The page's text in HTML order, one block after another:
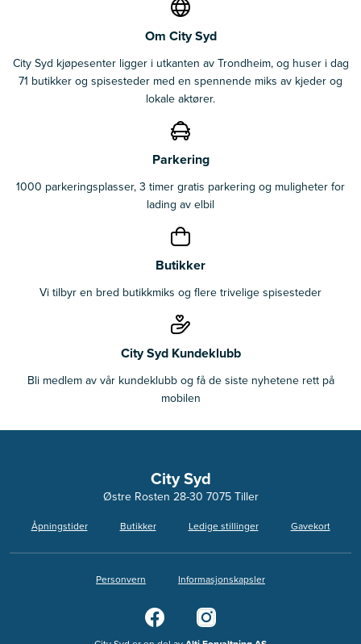
Om City Syd
City Syd kjøpesenter ligger i utkanten av Trondheim, og huser i dag
71 butikker og spisesteder med en spennende miks av kjeder og
lokale aktører.
Parkering
1000 parkeringsplasser, 3 timer gratis parkering og muligheter for
lading av elbil
Butikker
Vi tilbyr en bred butikkmiks og flere trivelige spisesteder
City Syd Kundeklubb
Bli medlem av vår kundeklubb og få de siste nyhetene rett på
mobilen
City Syd
Østre Rosten 28-30 7075 Tiller
Åpningstider Butikker Ledige stillinger Gavekort
Personvern Informasjonskapsler